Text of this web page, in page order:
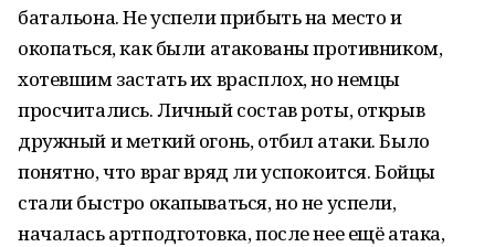
батальона. Не успели прибыть на место и
окопаться, как были атакованы противником,
хотевшим застать их врасплох, но немцы
просчитались. Личный состав роты, открыв
дружный и меткий огонь, отбил атаки. Было
понятно, что враг вряд ли успокоится. Бойцы
стали быстро окапываться, но не успели,
началась артподготовка, после нее ещё атака,